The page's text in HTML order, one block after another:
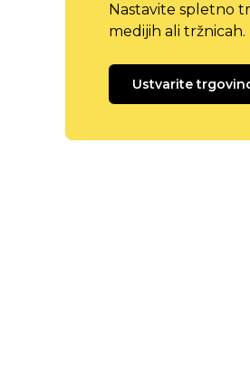
Nastavite spletno
medijih ali tržnicah.
Ustvarite